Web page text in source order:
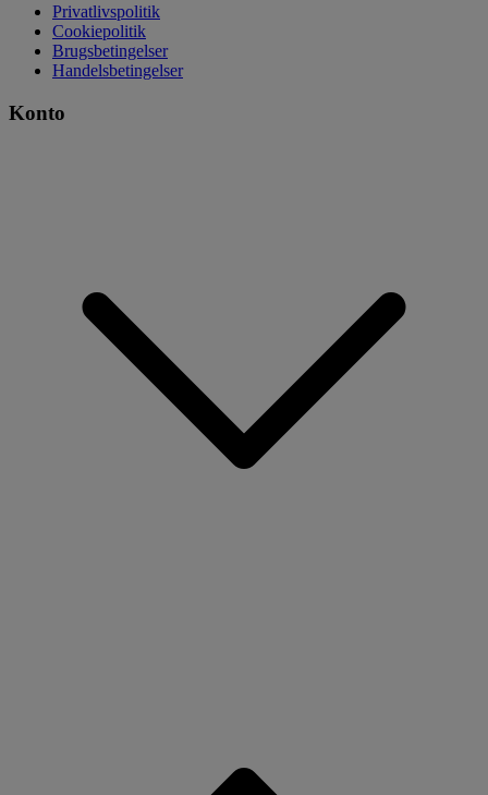
Privatlivspolitik
Cookiepolitik
Brugsbetingelser
Handelsbetingelser
Konto